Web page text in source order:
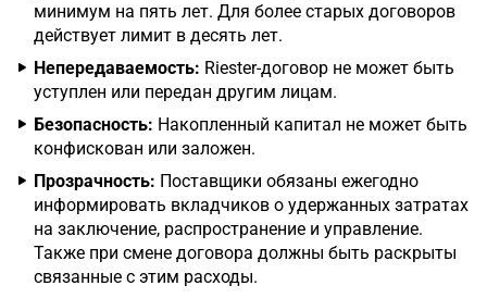
минимум на пять лет. Для более старых договоров
действует лимит в десять лет.
Непередаваемость: Riester-договор не может быть
уступлен или передан другим лицам.
Безопасность: Накопленный капитал не может быть
конфискован или заложен.
Прозрачность: Поставщики обязаны ежегодно
информировать вкладчиков о удержанных затратах
на заключение, распространение и управление.
Также при смене договора должны быть раскрыты
связанные с этим расходы.